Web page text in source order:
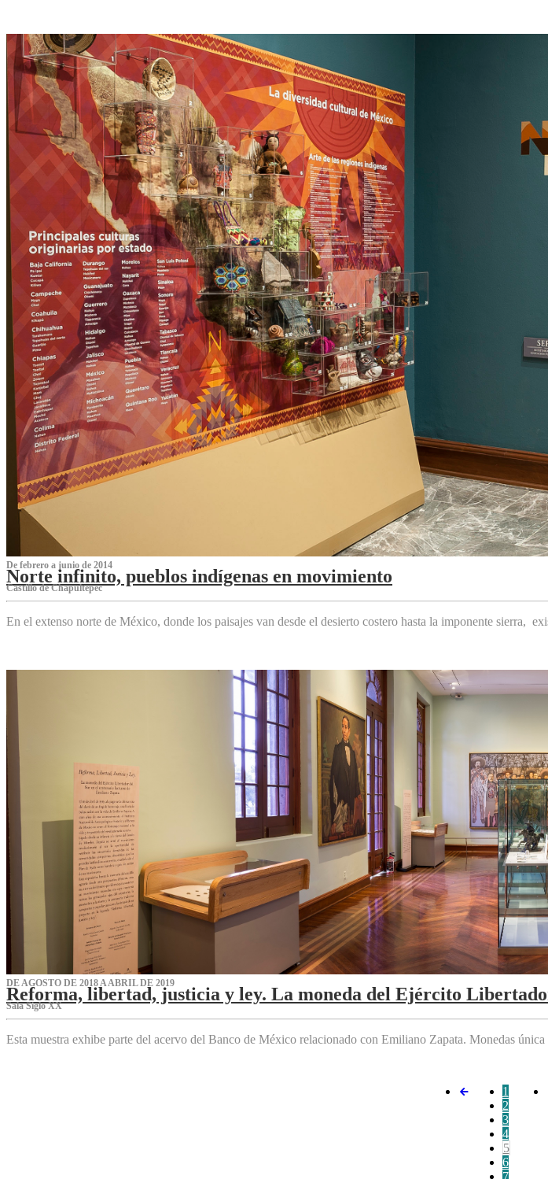
De febrero a junio de 2014
Norte infinito, pueblos indígenas en movimiento
Castillo de Chapultepec
En el extenso norte de México, donde los paisajes van desde el desierto costero hasta la imponente sierra,
DE AGOSTO DE 2018 A ABRIL DE 2019
Reforma, libertad, justicia y ley. La moneda del Ejército
Sala Siglo XX
Esta muestra exhibe parte del acervo del Banco de México relacionado con Emiliano Zapata. Monedas
1
2
3
4
5
6
7